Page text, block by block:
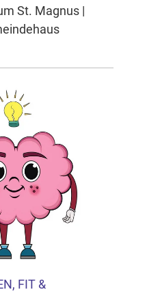
St. Magnus |
FIT &